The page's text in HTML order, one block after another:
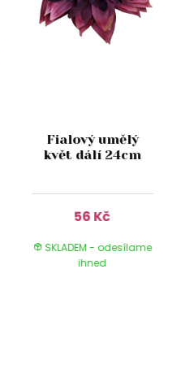
Fialový umělý
květ dálí 24cm
56 Kč
SKLADEM - odesílame
ihned